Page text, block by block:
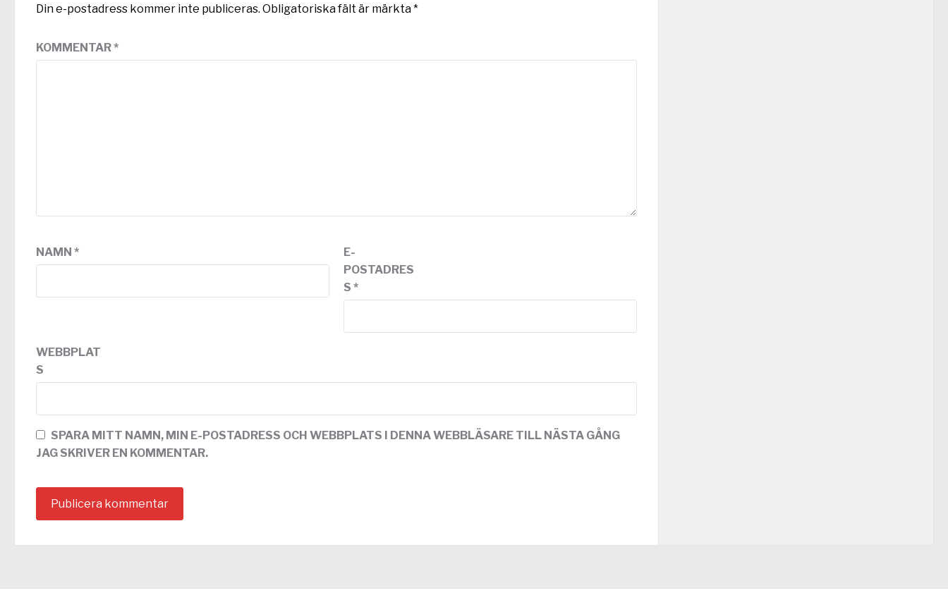
Din e-postadress kommer inte publiceras. Obligatoriska fält är märkta*
KOMMENTAR*
NAMN *
E-
POSTADRES
S *
WEBBPLAT
S
SPARA MITT NAMN, MIN E-POSTADRESS OCH WEBBPLATS I DENNA WEBBLÄSARE TILL NÄSTA GÅNG
JAG SKRIVER EN KOMMENTAR.